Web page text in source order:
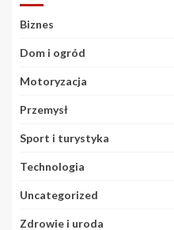
Biznes
Dom i ogród
Motoryzacja
Przemysł
Sport i turystyka
Technologia
Uncategorized
Zdrowie i uroda